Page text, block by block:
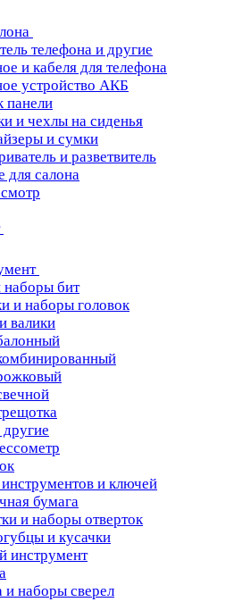
телефона и другие
и кабеля для телефона
устройство АКБ
панели
и чехлы на сиденья
и сумки
и разветвитель
для салона
наборы бит
и наборы головок
валики
и ключей
бумага
и наборы отверток
и кусачки
инструмент
и наборы сверел